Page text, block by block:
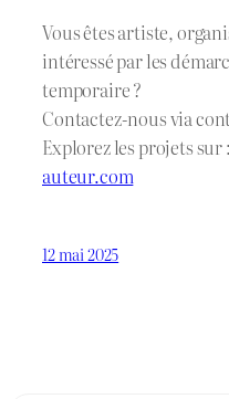
Vous êtes artiste,
intéressé par les
temporaire ?
Contactez-nous via
Explorez les projets sur :
auteur.com
12 mai 2025